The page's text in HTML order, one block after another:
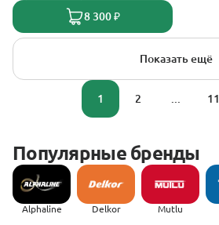
8 300 ₽
Показать ещё
1 2 11
Популярные бренды
Alphaline Delkor Mutlu